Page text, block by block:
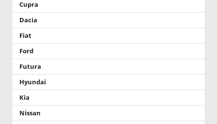
Cupra
Dacia
Fiat
Ford
Futura
Hyundai
Kia
Nissan